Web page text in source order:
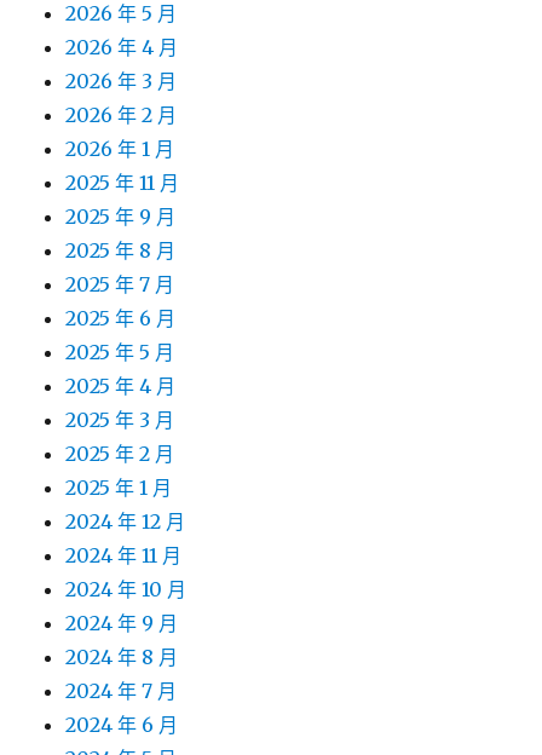
2026 年 5 月
2026 年 4 月
2026 年 3 月
2026 年 2 月
2026 年 1 月
2025 年 11 月
2025 年 9 月
2025 年 8 月
2025 年 7 月
2025 年 6 月
2025 年 5 月
2025 年 4 月
2025 年 3 月
2025 年 2 月
2025 年 1 月
2024 年 12 月
2024 年 11 月
2024 年 10 月
2024 年 9 月
2024 年 8 月
2024 年 7 月
2024 年 6 月